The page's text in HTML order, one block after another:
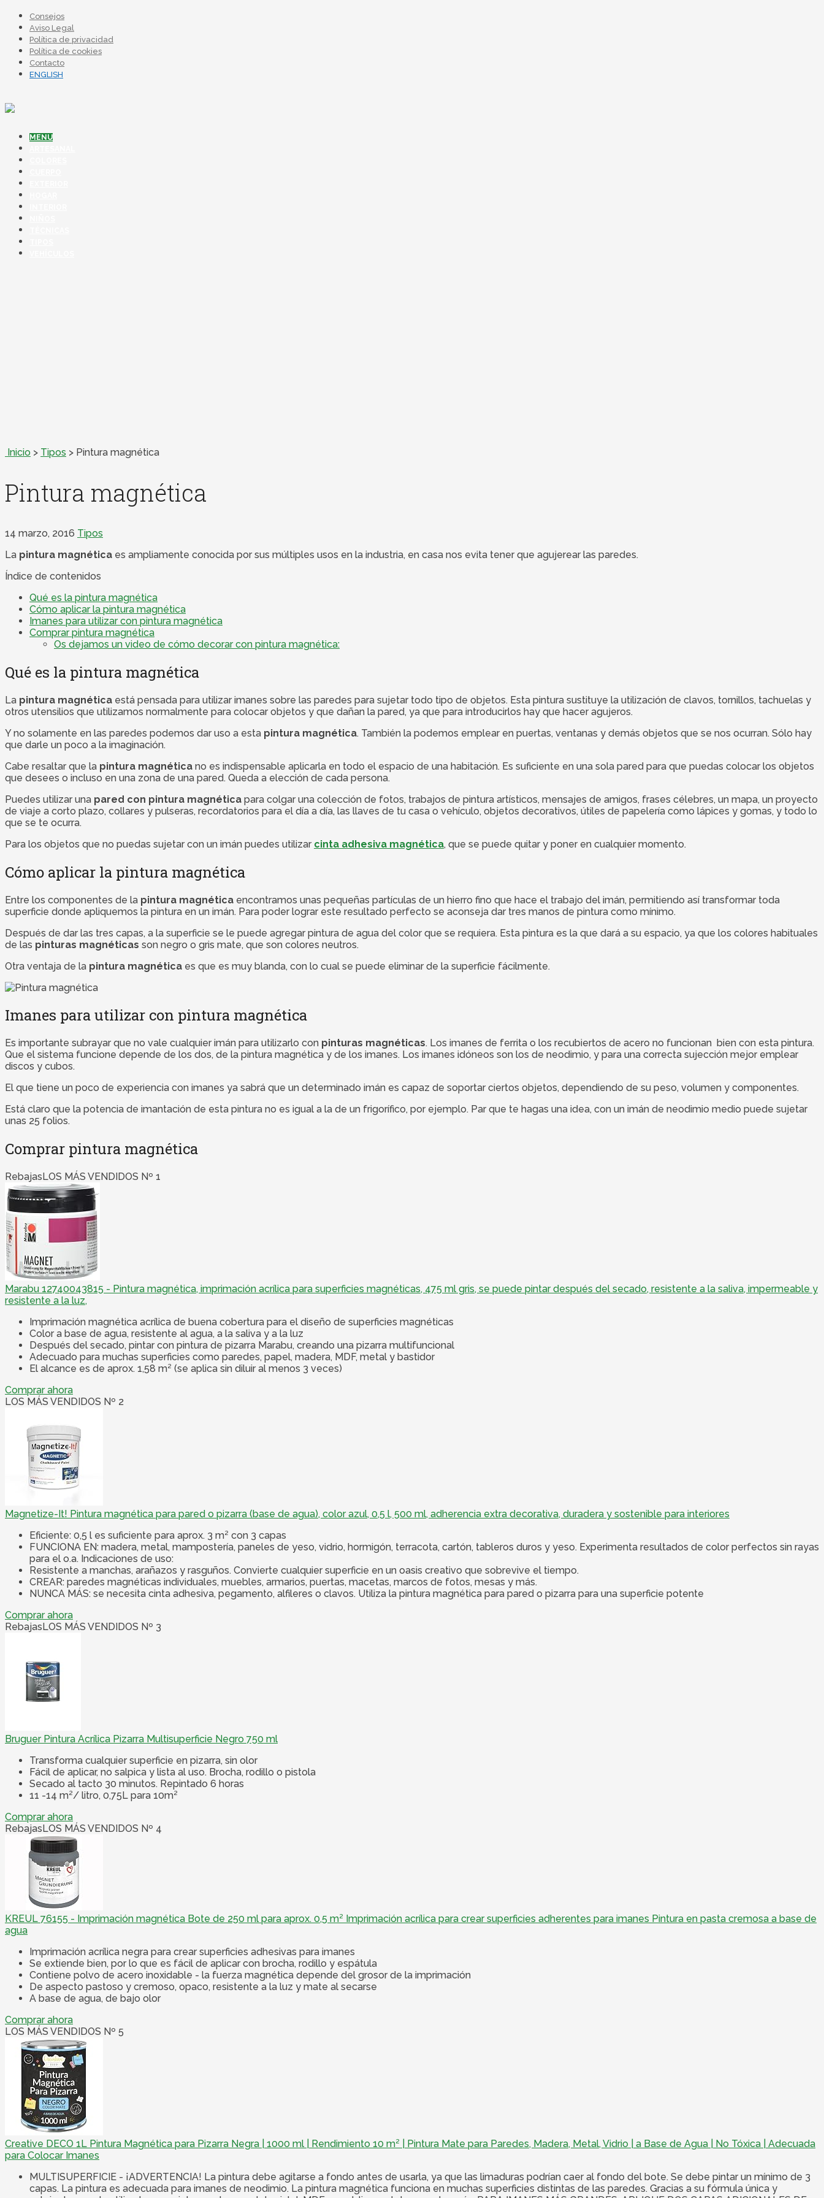
Consejos
Aviso Legal
Política de privacidad
Política de cookies
Contacto
ENGLISH
MENU
Inicio > Tipos > Pintura magnética
Pintura magnética
14 marzo, 2016 Tipos
La pintura magnética es ampliamente conocida por sus múltiples usos en la industria, en casa nos evita tener que agujerear las paredes.
Índice de contenidos
Qué es la pintura magnética
Cómo aplicar la pintura magnética
Imanes para utilizar con pintura magnética
Comprar pintura magnética
Os dejamos un video de cómo decorar con pintura magnética:
Qué es la pintura magnética
La pintura magnética está pensada para utilizar imanes sobre las paredes para sujetar todo tipo de objetos. Esta pintura sustituye la utilización de clavos, tornillos, tachuelas y
otros utensilios que utilizamos normalmente para colocar objetos y que dañan la pared, ya que para introducirlos hay que hacer agujeros.
Y no solamente en las paredes podemos dar uso a esta pintura magnética. También la podemos emplear en puertas, ventanas y demás objetos que se nos ocurran. Sólo hay
que darle un poco a la imaginación.
Cabe resaltar que la pintura magnética no es indispensable aplicarla en todo el espacio de una habitación. Es suficiente en una sola pared para que puedas colocar los objetos
que desees o incluso en una zona de una pared. Queda a elección de cada persona.
Puedes utilizar una pared con pintura magnética para colgar una colección de fotos, trabajos de pintura artísticos, mensajes de amigos, frases célebres, un mapa, un proyecto
de viaje a corto plazo, collares y pulseras, recordatorios para el día a día, las llaves de tu casa o vehículo, objetos decorativos, útiles de papelería como lápices y gomas, y todo lo
que se te ocurra.
Para los objetos que no puedas sujetar con un imán puedes utilizar cinta adhesiva magnética, que se puede quitar y poner en cualquier momento.
Cómo aplicar la pintura magnética
Entre los componentes de la pintura magnética encontramos unas pequeñas partículas de un hierro fino que hace el trabajo del imán, permitiendo así transformar toda
superficie donde apliquemos la pintura en un imán. Para poder lograr este resultado perfecto se aconseja dar tres manos de pintura como mínimo.
Después de dar las tres capas, a la superficie se le puede agregar pintura de agua del color que se requiera. Esta pintura es la que dará a su espacio, ya que los colores habituales
de las pinturas magnéticas son negro o gris mate, que son colores neutros.
Otra ventaja de la pintura magnética es que es muy blanda, con lo cual se puede eliminar de la superficie fácilmente.
Imanes para utilizar con pintura magnética
Es importante subrayar que no vale cualquier imán para utilizarlo con pinturas magnéticas. Los imanes de ferrita o los recubiertos de acero no funcionan bien con esta pintura.
Que el sistema funcione depende de los dos, de la pintura magnética y de los imanes. Los imanes idóneos son los de neodimio, y para una correcta sujección mejor emplear
discos y cubos.
El que tiene un poco de experiencia con imanes ya sabrá que un determinado imán es capaz de soportar ciertos objetos, dependiendo de su peso, volumen y componentes.
Está claro que la potencia de imantación de esta pintura no es igual a la de un frigorífico, por ejemplo. Par que te hagas una idea, con un imán de neodimio medio puede sujetar
unas 25 folios.
Comprar pintura magnética
RebajasLOS MÁS VENDIDOS Nº 1
Marabu 12740043815 - Pintura magnética, imprimación acrílica para superficies magnéticas, 475 ml gris, se puede pintar después del secado, resistente a la saliva, impermeable y
resistente a la luz,
Imprimación magnética acrílica de buena cobertura para el diseño de superficies magnéticas
Color a base de agua, resistente al agua, a la saliva y a la luz
Después del secado, pintar con pintura de pizarra Marabu, creando una pizarra multifuncional
Adecuado para muchas superficies como paredes, papel, madera, MDF, metal y bastidor
El alcance es de aprox. 1,58 m² (se aplica sin diluir al menos 3 veces)
Comprar ahora
LOS MÁS VENDIDOS Nº 2
Magnetize-It! Pintura magnética para pared o pizarra (base de agua), color azul, 0,5 l, 500 ml, adherencia extra decorativa, duradera y sostenible para interiores
Eficiente: 0,5 l es suficiente para aprox. 3 m² con 3 capas
FUNCIONA EN: madera, metal, mampostería, paneles de yeso, vidrio, hormigón, terracota, cartón, tableros duros y yeso. Experimenta resultados de color perfectos sin rayas
para el o.a. Indicaciones de uso:
Resistente a manchas, arañazos y rasguños. Convierte cualquier superficie en un oasis creativo que sobrevive el tiempo.
CREAR: paredes magnéticas individuales, muebles, armarios, puertas, macetas, marcos de fotos, mesas y más.
NUNCA MÁS: se necesita cinta adhesiva, pegamento, alfileres o clavos. Utiliza la pintura magnética para pared o pizarra para una superficie potente
Comprar ahora
RebajasLOS MÁS VENDIDOS Nº 3
Bruguer Pintura Acrílica Pizarra Multisuperficie Negro 750 ml
Transforma cualquier superficie en pizarra, sin olor
Fácil de aplicar, no salpica y lista al uso. Brocha, rodillo o pistola
Secado al tacto 30 minutos. Repintado 6 horas
11 -14 m²/ litro, 0,75L para 10m²
Comprar ahora
RebajasLOS MÁS VENDIDOS Nº 4
KREUL 76155 - Imprimación magnética Bote de 250 ml para aprox. 0,5 m² Imprimación acrílica para crear superficies adherentes para imanes Pintura en pasta cremosa a base de
agua
Imprimación acrílica negra para crear superficies adhesivas para imanes
Se extiende bien, por lo que es fácil de aplicar con brocha, rodillo y espátula
Contiene polvo de acero inoxidable - la fuerza magnética depende del grosor de la imprimación
De aspecto pastoso y cremoso, opaco, resistente a la luz y mate al secarse
A base de agua, de bajo olor
Comprar ahora
LOS MÁS VENDIDOS Nº 5
Creative DECO 1L Pintura Magnética para Pizarra Negra | 1000 ml | Rendimiento 10 m² | Pintura Mate para Paredes, Madera, Metal, Vidrio | a Base de Agua | No Tóxica | Adecuada
para Colocar Imanes
MULTISUPERFICIE - ¡ADVERTENCIA! La pintura debe agitarse a fondo antes de usarla, ya que las limaduras podrían caer al fondo del bote. Se debe pintar un mínimo de 3
capas. La pintura es adecuada para imanes de neodimio. La pintura magnética funciona en muchas superficies distintas de las paredes. Gracias a su fórmula única y